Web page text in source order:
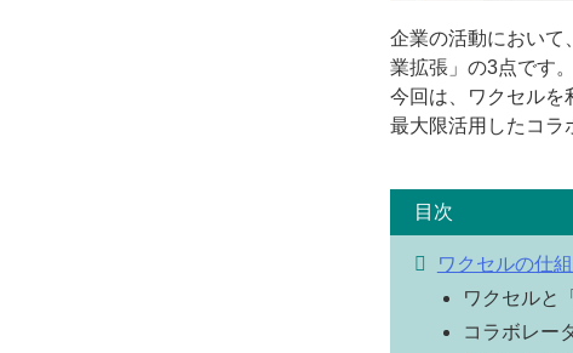
企業の活動において
業拡張」の3点です。
今回は、ワクセルを
最大限活用したコラ
ワクセルの仕
ワクセルと
コラボレー